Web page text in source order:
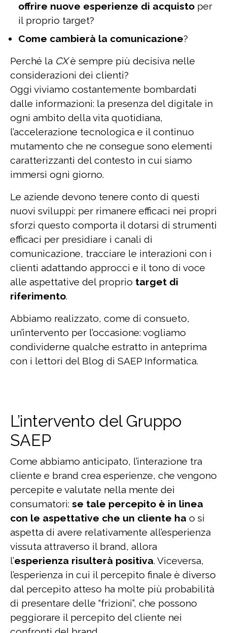
offrire nuove esperienze di acquisto per
il proprio target?
Come cambierà la comunicazione?
Perché la CXè sempre più decisiva nelle
considerazioni dei clienti?
Oggi viviamo costantemente bombardati
dalle informazioni: la presenza del digitale in
ogni ambito della vita quotidiana,
l’accelerazione tecnologica e il continuo
mutamento che ne consegue sono elementi
caratterizzanti del contesto in cui siamo
immersi ogni giorno.
Le aziende devono tenere conto di questi
nuovi sviluppi: per rimanere efficaci nei propri
sforzi questo comporta il dotarsi di strumenti
efficaci per presidiare i canali di
comunicazione, tracciare le interazioni con i
clienti adattando approcci e il tono di voce
alle aspettative del proprio target di
riferimento.
Abbiamo realizzato, come di consueto,
un’intervento per l’occasione: vogliamo
condividerne qualche estratto in anteprima
con i lettori del Blog di SAEP Informatica.
L’intervento del Gruppo
SAEP
Come abbiamo anticipato, l’interazione tra
cliente e brand crea esperienze, che vengono
percepite e valutate nella mente dei
consumatori: se tale percepito è in linea
con le aspettative che un cliente ha o si
aspetta di avere relativamente all’esperienza
vissuta attraverso il brand, allora
l’esperienza risulterà positiva. Viceversa,
l’esperienza in cui il percepito finale è diverso
dal percepito atteso ha molte più probabilità
di presentare delle “frizioni”, che possono
peggiorare il percepito del cliente nei